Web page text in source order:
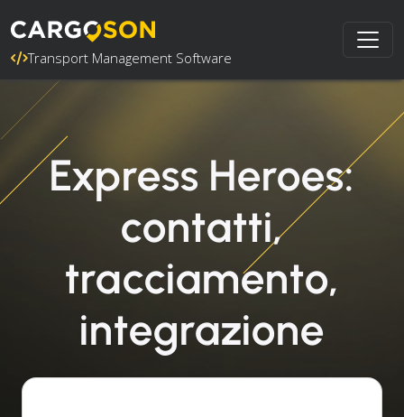
Transport Management Software
Express Heroes:
contatti,
tracciamento,
integrazione